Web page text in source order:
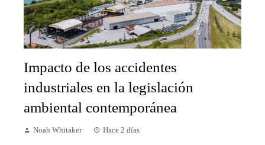
Impacto de los accidentes
industriales en la legislación
ambiental contemporánea
Noah Whitaker Hace 2 días